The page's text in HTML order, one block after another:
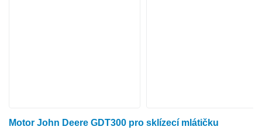
Motor John Deere GDT300 pro sklízecí mlátičku